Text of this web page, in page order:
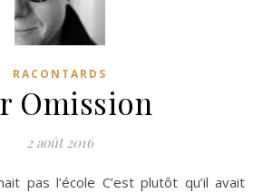
RACONTARDS
Omission
2 août 2016